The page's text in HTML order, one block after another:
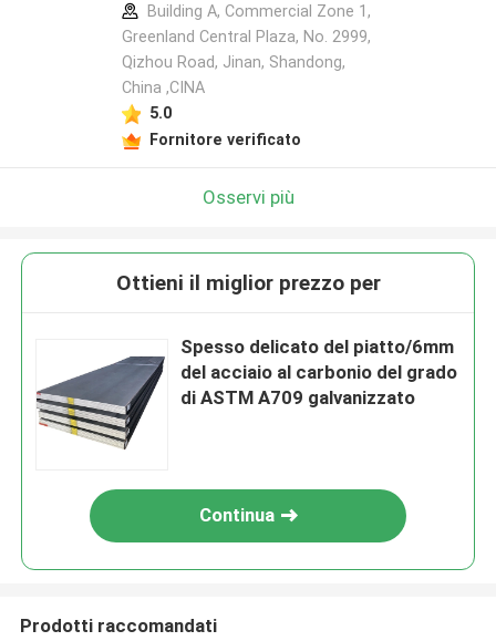
Building A, Commercial Zone 1,
Greenland Central Plaza, No. 2999,
Qizhou Road, Jinan, Shandong,
China ,CINA
5.0
Fornitore verificato
Osservi più
Ottieni il miglior prezzo per
Spesso delicato del piatto/6mm
del acciaio al carbonio del grado
di ASTM A709 galvanizzato
Continua
Prodotti raccomandati